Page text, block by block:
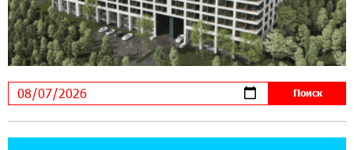
будет уже поздно
11:03:52 31-07-2026
Если Израиль использует тему Геноцида
армян против Эрдогана, то что для него
значит сам Геноцид?